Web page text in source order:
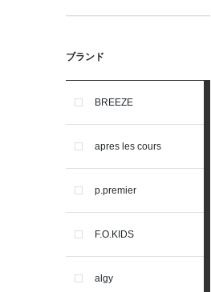
ブランド
BREEZE
apres les cours
p.premier
F.O.KIDS
algy